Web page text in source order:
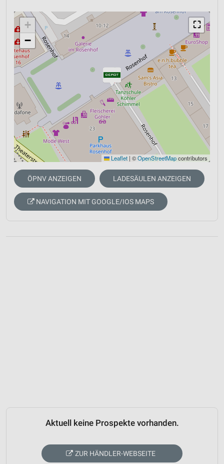
⛶
+
−
Leaflet | ©OpenStreetMapcontributors
ÖPNV ANZEIGEN LADESÄULEN ANZEIGEN
NAVIGATION MIT GOOGLE/IOS MAPS
Aktuell keine Prospekte vorhanden.
ZUR HÄNDLER-WEBSEITE